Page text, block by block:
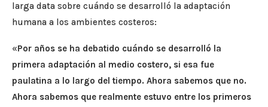
larga data sobre cuándo se desarrolló la adaptación
humana a los ambientes costeros:
«Por años se ha debatido cuándo se desarrolló la
primera adaptación al medio costero, si esa fue
paulatina a lo largo del tiempo. Ahora sabemos que no.
Ahora sabemos que realmente estuvo entre los primeros